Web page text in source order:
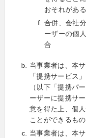
おそれがあ
合併、会社
ーザーの個
合
当事業者は、本
「提携サービス
（以下「提携パ
ーザーに提携サ
意を得た上、個
ことができるもの
当事業者は、本